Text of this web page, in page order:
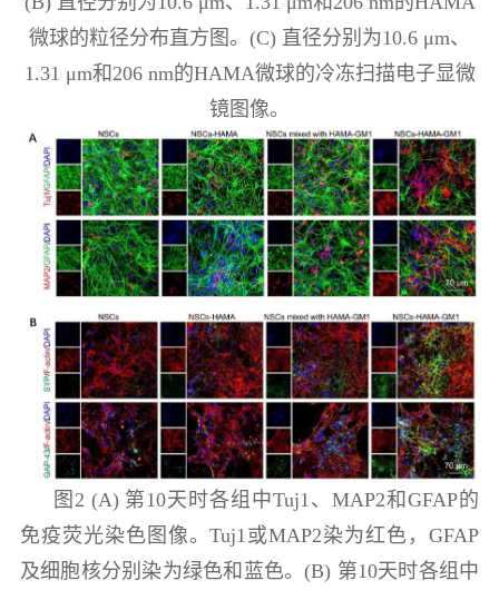
微球的粒径分布直方图。(C) 直径分别为10.6 μm、
1.31 μm和206 nm的HAMA微球的冷冻扫描电子显微
镜图像。
图2 (A) 第10天时各组中Tuj1、MAP2和GFAP的
免疫荧光染色图像。Tuj1或MAP2染为红色，GFAP
及细胞核分别染为绿色和蓝色。(B) 第10天时各组中